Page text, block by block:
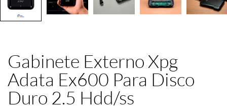
Gabinete Externo Xpg
Adata Ex600 Para Disco
Duro 2.5 Hdd/ss